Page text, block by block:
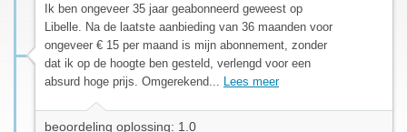
Ik ben ongeveer 35 jaar geabonneerd geweest op
Libelle. Na de laatste aanbieding van 36 maanden voor
ongeveer € 15 per maand is mijn abonnement, zonder
dat ik op de hoogte ben gesteld, verlengd voor een
absurd hoge prijs. Omgerekend... Lees meer
beoordeling oplossing: 1.0